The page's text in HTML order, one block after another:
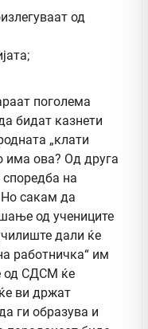
од
поголема
бидат казнети
„клати
има ова? Од друга
на
сакам да
од учениците
дали ќе
работничка“ им
од СДСМ ќе
ви држат
ги образува и